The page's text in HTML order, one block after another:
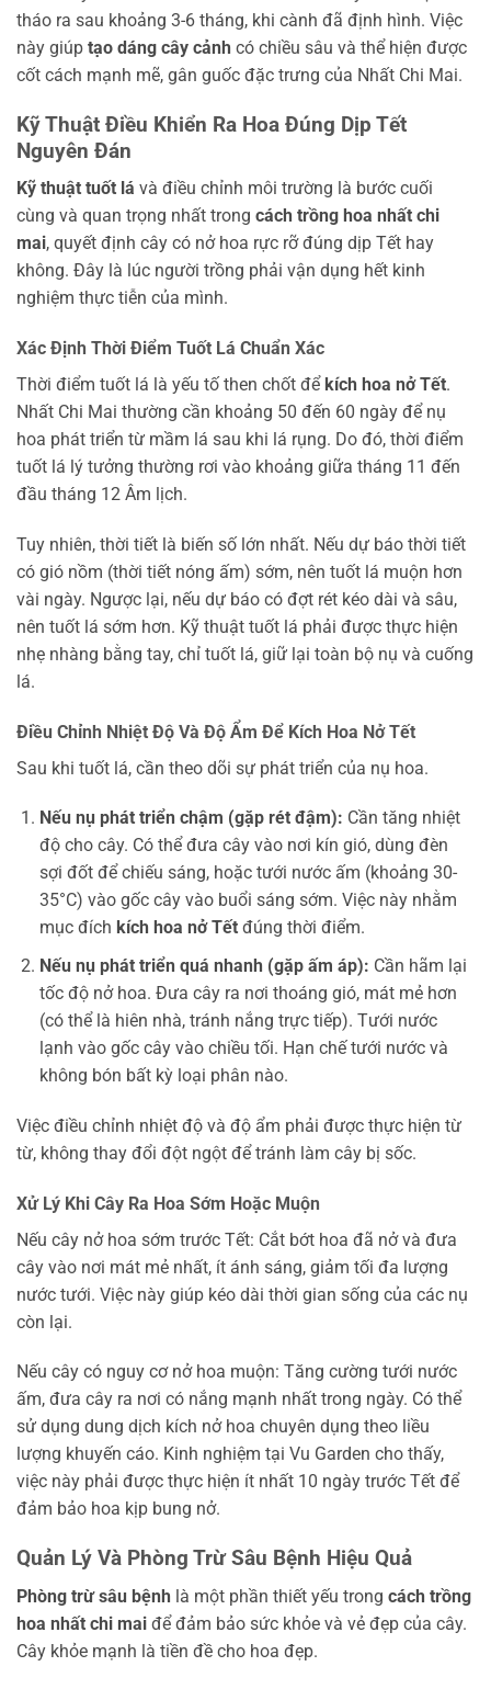
tháo ra sau khoảng 3-6 tháng, khi cành đã định hình. Việc
này giúp tạo dáng cây cảnh có chiều sâu và thể hiện được
cốt cách mạnh mẽ, gân guốc đặc trưng của Nhất Chi Mai.
Kỹ Thuật Điều Khiển Ra Hoa Đúng Dịp Tết
Nguyên Đán
Kỹ thuật tuốt lá và điều chỉnh môi trường là bước cuối
cùng và quan trọng nhất trong cách trồng hoa nhất chi
mai, quyết định cây có nở hoa rực rỡ đúng dịp Tết hay
không. Đây là lúc người trồng phải vận dụng hết kinh
nghiệm thực tiễn của mình.
Xác Định Thời Điểm Tuốt Lá Chuẩn Xác
Thời điểm tuốt lá là yếu tố then chốt để kích hoa nở Tết.
Nhất Chi Mai thường cần khoảng 50 đến 60 ngày để nụ
hoa phát triển từ mầm lá sau khi lá rụng. Do đó, thời điểm
tuốt lá lý tưởng thường rơi vào khoảng giữa tháng 11 đến
đầu tháng 12 Âm lịch.
Tuy nhiên, thời tiết là biến số lớn nhất. Nếu dự báo thời tiết
có gió nồm (thời tiết nóng ấm) sớm, nên tuốt lá muộn hơn
vài ngày. Ngược lại, nếu dự báo có đợt rét kéo dài và sâu,
nên tuốt lá sớm hơn. Kỹ thuật tuốt lá phải được thực hiện
nhẹ nhàng bằng tay, chỉ tuốt lá, giữ lại toàn bộ nụ và cuống
lá.
Điều Chỉnh Nhiệt Độ Và Độ Ẩm Để Kích Hoa Nở Tết
Sau khi tuốt lá, cần theo dõi sự phát triển của nụ hoa.
Nếu nụ phát triển chậm (gặp rét đậm): Cần tăng nhiệt
độ cho cây. Có thể đưa cây vào nơi kín gió, dùng đèn
sợi đốt để chiếu sáng, hoặc tưới nước ấm (khoảng 30-
35°C) vào gốc cây vào buổi sáng sớm. Việc này nhằm
mục đích kích hoa nở Tếtđúng thời điểm.
Nếu nụ phát triển quá nhanh (gặp ấm áp): Cần hãm lại
tốc độ nở hoa. Đưa cây ra nơi thoáng gió, mát mẻ hơn
(có thể là hiên nhà, tránh nắng trực tiếp). Tưới nước
lạnh vào gốc cây vào chiều tối. Hạn chế tưới nước và
không bón bất kỳ loại phân nào.
Việc điều chỉnh nhiệt độ và độ ẩm phải được thực hiện từ
từ, không thay đổi đột ngột để tránh làm cây bị sốc.
Xử Lý Khi Cây Ra Hoa Sớm Hoặc Muộn
Nếu cây nở hoa sớm trước Tết: Cắt bớt hoa đã nở và đưa
cây vào nơi mát mẻ nhất, ít ánh sáng, giảm tối đa lượng
nước tưới. Việc này giúp kéo dài thời gian sống của các nụ
còn lại.
Nếu cây có nguy cơ nở hoa muộn: Tăng cường tưới nước
ấm, đưa cây ra nơi có nắng mạnh nhất trong ngày. Có thể
sử dụng dung dịch kích nở hoa chuyên dụng theo liều
lượng khuyến cáo. Kinh nghiệm tại Vu Garden cho thấy,
việc này phải được thực hiện ít nhất 10 ngày trước Tết để
đảm bảo hoa kịp bung nở.
Quản Lý Và Phòng Trừ Sâu Bệnh Hiệu Quả
Phòng trừ sâu bệnh là một phần thiết yếu trong cách trồng
hoa nhất chi mai để đảm bảo sức khỏe và vẻ đẹp của cây.
Cây khỏe mạnh là tiền đề cho hoa đẹp.